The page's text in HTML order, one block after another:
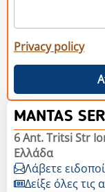
Privacy policy
MANTAS
6 Ant. Tritsi Str
Ελλάδα
Λάβετε
Δείξε όλες τις